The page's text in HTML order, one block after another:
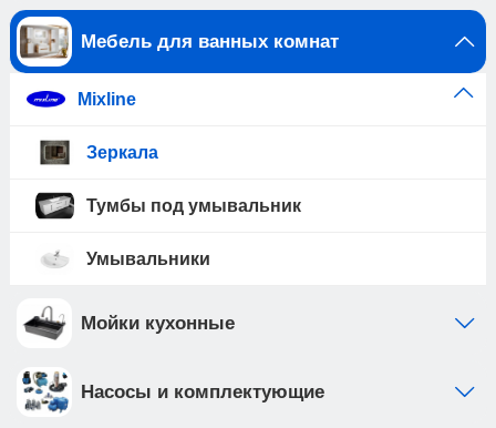
Мебель для ванных комнат
Mixline
Зеркала
Тумбы под умывальник
Умывальники
Мойки кухонные
Насосы и комплектующие